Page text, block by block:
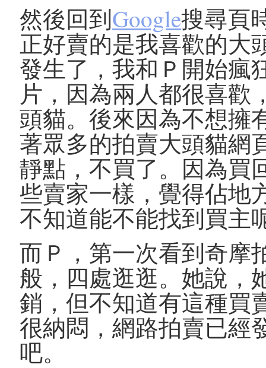
然後回到Google搜尋頁
正好賣的是我喜歡的大
發生了，我和Ｐ開始瘋
片，因為兩人都很喜歡
頭貓。後來因為不想擁
著眾多的拍賣大頭貓網
靜點，不買了。因為買
些賣家一樣，覺得佔地
不知道能不能找到買主
而Ｐ，第一次看到奇摩
般，四處逛逛。她說，
銷，但不知道有這種買
很納悶，網路拍賣已經
吧。